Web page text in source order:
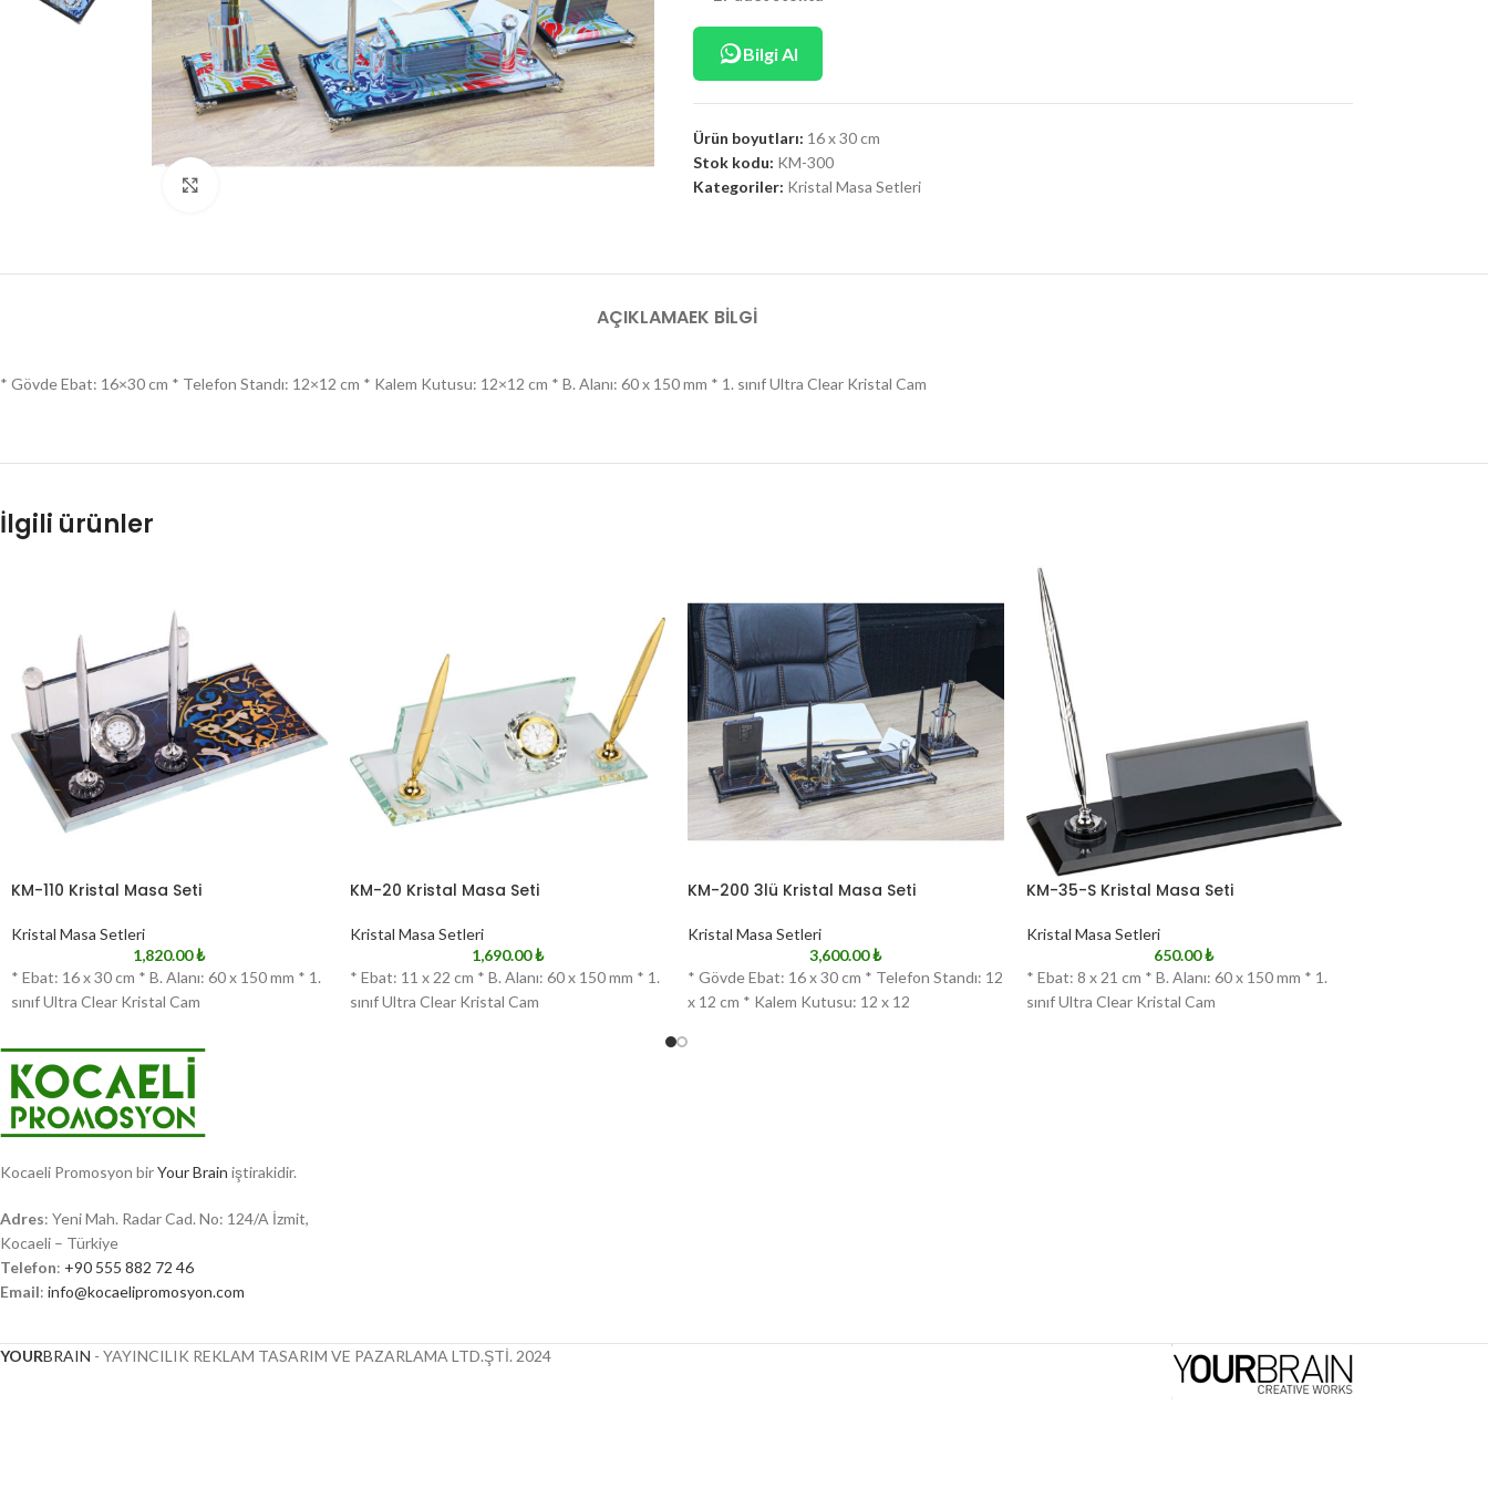
Bilgi Al
Ürün boyutları: 16 x 30 cm
Stok kodu: KM-300
Kategoriler: Kristal Masa Setleri
AÇIKLAMAEK BILGI
* Gövde Ebat: 16×30 cm * Telefon Standı: 12×12 cm * Kalem Kutusu: 12×12 cm * B. Alanı: 60 x 150 mm * 1. sınıf Ultra Clear Kristal Cam
İlgili ürünler
KM-110 Kristal Masa Seti
Kristal Masa Setleri
1,820.00₺
* Ebat: 16 x 30 cm * B. Alanı: 60 x 150 mm * 1.
sınıf Ultra Clear Kristal Cam
KM-20 Kristal Masa Seti
Kristal Masa Setleri
1,690.00₺
* Ebat: 11 x 22 cm * B. Alanı: 60 x 150 mm * 1.
sınıf Ultra Clear Kristal Cam
KM-200 3lü Kristal Masa Seti
Kristal Masa Setleri
3,600.00₺
* Gövde Ebat: 16 x 30 cm * Telefon Standı: 12
x 12 cm * Kalem Kutusu: 12 x 12
KM-35-S Kristal Masa Seti
Kristal Masa Setleri
650.00₺
* Ebat: 8 x 21 cm * B. Alanı: 60 x 150 mm * 1.
sınıf Ultra Clear Kristal Cam
Kocaeli Promosyon birYour Brain iştirakidir.
Adres: Yeni Mah. Radar Cad. No: 124/A İzmit,
Kocaeli – Türkiye
Telefon: +90 555 882 72 46
Email: info@kocaelipromosyon.com
YOURBRAIN - YAYINCILIK REKLAM TASARIM VE PAZARLAMA LTD.ŞTİ. 2024